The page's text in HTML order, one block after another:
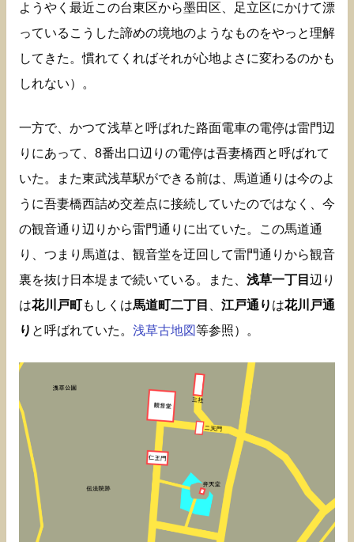
ようやく最近この台東区から墨田区、足立区にかけて漂
っているこうした諦めの境地のようなものをやっと理解
してきた。慣れてくればそれが心地よさに変わるのかも
しれない）。
一方で、かつて浅草と呼ばれた路面電車の電停は雷門辺
りにあって、8番出口辺りの電停は吾妻橋西と呼ばれて
いた。また東武浅草駅ができる前は、馬道通りは今のよ
うに吾妻橋西詰め交差点に接続していたのではなく、今
の観音通り辺りから雷門通りに出ていた。この馬道通
り、つまり馬道は、観音堂を迂回して雷門通りから観音
裏を抜け日本堤まで続いている。また、 浅草一丁目 辺り
は花川戸町もしくは馬道町二丁目 江戸通り は花川戸通
り と呼ばれていた。 浅草古地図等参照）。